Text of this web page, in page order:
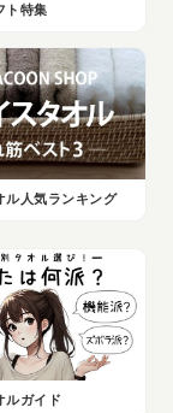
ト特集
ル人気ランキング
ルガイド